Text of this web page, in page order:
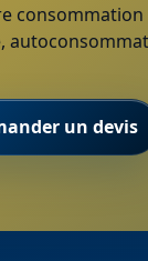
un devis